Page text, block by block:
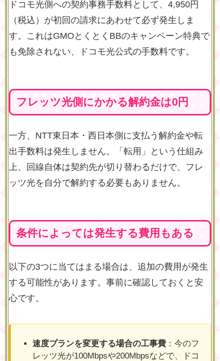
ドコモ光側への契約事務手数料として、4,950円
（税込）が初回の請求にあわせて必ず発生しま
す。これはGMOとくとくBBのキャンペーン特典で
も免除されない、ドコモ光公式の手数料です。
フレッツ光側にかかる解約金は0円
一方、NTT東日本・西日本側に支払う解約金や転
出手数料は発生しません。「転用」という仕組み
上、回線自体は契約先が切り替わるだけで、フレ
ッツ光を自分で解約する必要もありません。
条件によっては発生する費用もある
以下の3つに当てはまる場合は、追加の費用が発生
する可能性があります。事前に確認しておくと安
心です。
速度プランを変更する場合の工事費 ：今のフ
レッツ光が100Mbpsや200Mbpsなどで、ドコ